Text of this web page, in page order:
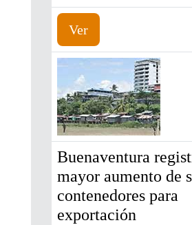
Ver
Buenaventura
mayor aumento de
contenedores para
exportación